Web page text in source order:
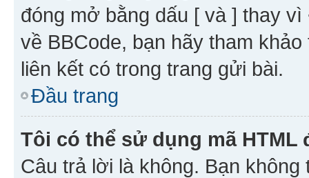
đóng mở bằng dấu [ và ] thay
về BBCode, bạn hãy tham
liên kết có trong trang gửi bài.
Đầu trang
Tôi có thể sử dụng mã
Câu trả lời là không. Bạn